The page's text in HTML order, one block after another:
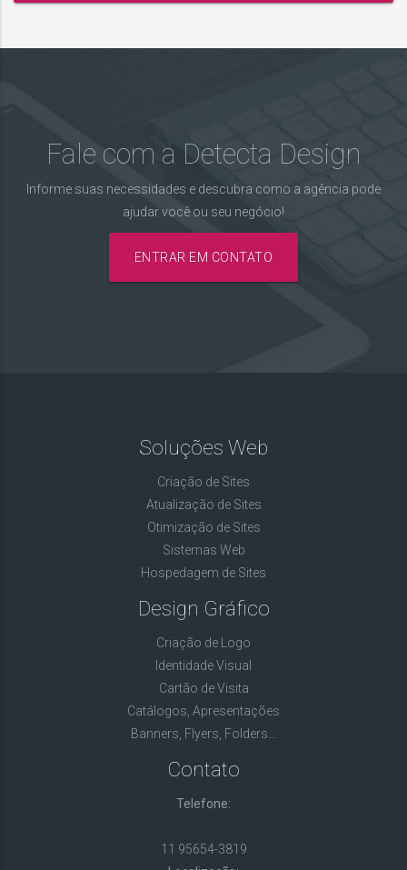
Fale com a Detecta Design
Informe suas necessidades e descubra como a agência pode
ajudar você ou seu negócio!
ENTRAR EM CONTATO
Soluções Web
Criação de Sites
Atualização de Sites
Otimização de Sites
Sistemas Web
Hospedagem de Sites
Design Gráfico
Criação de Logo
Identidade Visual
Cartão de Visita
Catálogos, Apresentações
Banners, Flyers, Folders...
Contato
Telefone:
11 95654-3819